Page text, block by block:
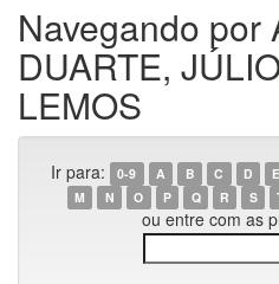
Navegando por
DUARTE,
LEMOS
Ir para: 0-9 A B C D E
M
N O P Q R S
ou entre com as